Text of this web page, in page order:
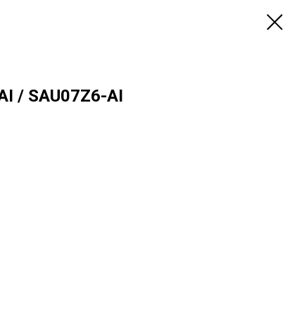
/ SAU07Z6-AI